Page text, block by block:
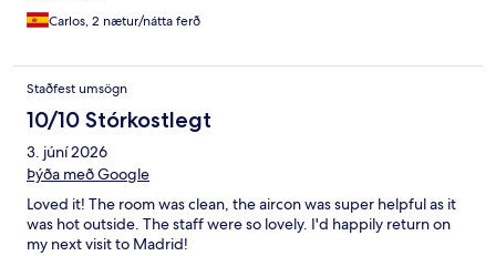
Carlos, 2 nætur/nátta ferð
Staðfest umsögn
10/10 Stórkostlegt
3. júní 2026
Þýða með Google
Loved it! The room was clean, the aircon was super helpful as it
was hot outside. The staff were so lovely. I'd happily return on
my next visit to Madrid!